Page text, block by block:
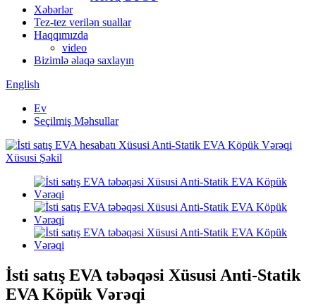
Xəbərlər
Tez-tez verilən suallar
Haqqımızda
video
Bizimlə əlaqə saxlayın
English
Ev
Seçilmiş Məhsullar
İsti satış EVA təbəqəsi Xüsusi Anti-Statik
EVA Köpük Vərəqi